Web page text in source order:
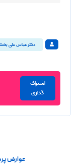
دکتر عباس علی
عوارض